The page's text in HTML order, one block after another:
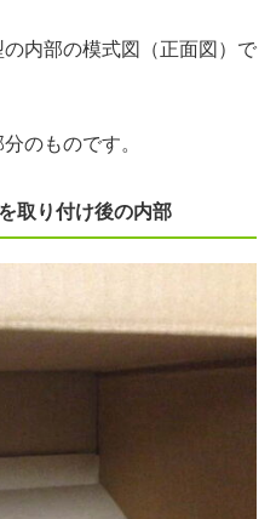
の内部の模式図（正面図）で
のものです。
取り付け後の内部